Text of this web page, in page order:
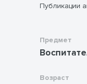
Публикации
Предмет
Возраст